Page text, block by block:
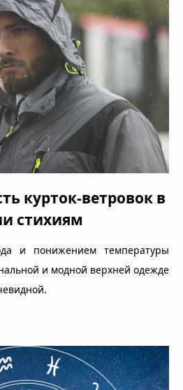
курток-ветровок в
стихиям
и понижением температуры
и модной верхней одежде